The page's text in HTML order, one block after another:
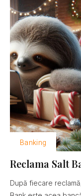
Banking
Reclama Salt
După fiecare